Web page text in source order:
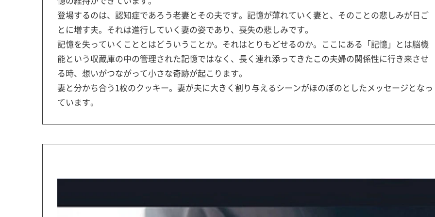
登場するのは、認知症であろう老妻とその夫です。記憶が薄れていく妻と、そのことの悲しみが日ご
とに増す夫。それは進行していく妻の姿であり、喪失の悲しみです。
記憶を失っていくこととはどういうことか。それはとりもどせるのか。ここにある「記憶」とは脳機
能という収蔵庫の中の管理された記憶ではなく、長く連れ添ってきたこの夫婦の関係性に行き来させ
る時、想いがつながって小さな奇跡が起こります。
妻と分かち合う1枚のクッキー。妻が夫に大きく割り与えるシーンがほのぼのとしたメッセージとなっ
ています。